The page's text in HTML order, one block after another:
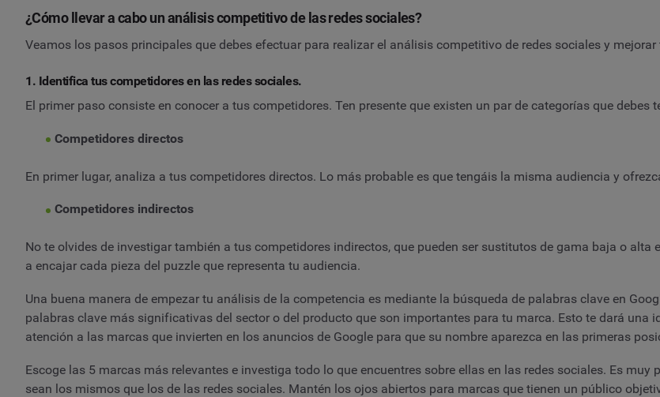
¿Cómo llevar a cabo un análisis competitivo de las redes sociales?
Veamos los pasos principales que debes efectuar para realizar el análisis competitivo de redes sociales y
1. Identifica tus competidores en las redes sociales.
El primer paso consiste en conocer a tus competidores. Ten presente que existen un par de categorías que debes
Competidores directos
En primer lugar, analiza a tus competidores directos. Lo más probable es que tengáis la misma audiencia y
Competidores indirectos
No te olvides de investigar también a tus competidores indirectos, que pueden ser sustitutos de gama baja o alta
a encajar cada pieza del puzzle que representa tu audiencia.
Una buena manera de empezar tu análisis de la competencia es mediante la búsqueda de palabras clave en
palabras clave más significativas del sector o del producto que son importantes para tu marca. Esto te dará una
atención a las marcas que invierten en los anuncios de Google para que su nombre aparezca en las primeras
Escoge las 5 marcas más relevantes e investiga todo lo que encuentres sobre ellas en las redes sociales. Es
sean los mismos que los de las redes sociales. Mantén los ojos abiertos para marcas que tienen un público